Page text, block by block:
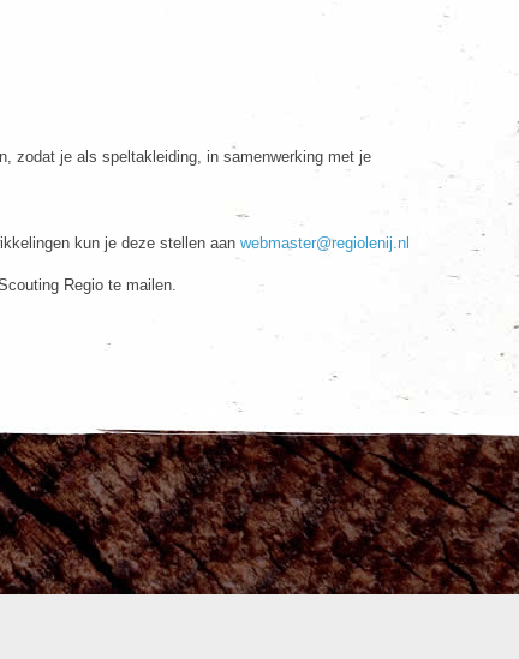
zodat je als speltakleiding, in samenwerking met je
kun je deze stellen aan webmaster@regiolenij.nl
Regio te mailen.